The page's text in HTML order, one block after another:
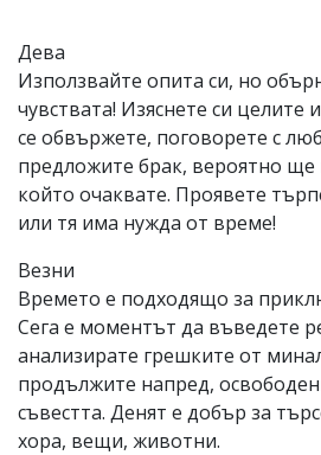
Дева
Използвайте опита си, но
чувствата! Изяснете си целите
се обвържете, поговорете с
предложите брак, вероятно ще
който очаквате. Проявете
или тя има нужда от време!
Везни
Времето е подходящо за
Сега е моментът да въведете
анализирате грешките от
продължите напред,
съвестта. Денят е добър за
хора, вещи, животни.